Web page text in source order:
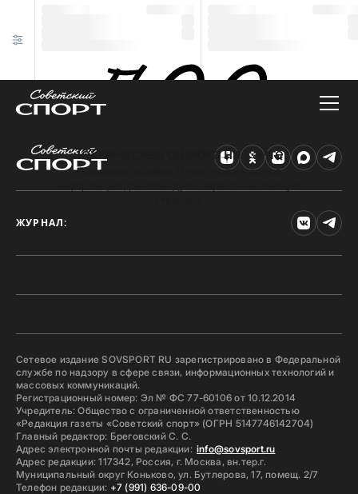
Техническая ошибка на сайте
Произошла ошибка. Чтобы найти нужную
ЖУРНАЛ:
Сетевое издание SOVSPORT RU зарегистрировано в Федеральной
службе по надзору в сфере связи, информационных технологий и
массовых коммуникаций.
Регистрационный номер: Эл № ФС 77-60106 от 10.12.2014
Учредитель: Общество с ограниченной ответственностью
«Редакция газеты «Советский спорт» (ОГРН 5147746142704)
Главный редактор: Бреговский С. С.
Адрес электронной почты редакции: info@sovsport.ru
Адрес редакции: 117342, Россия, г. Москва, вн.тер.г.
Муниципальный округ Коньково, ул. Бутлерова, 17, помещ. 2/7
Телефон редакции: +7 (991) 636-09-00